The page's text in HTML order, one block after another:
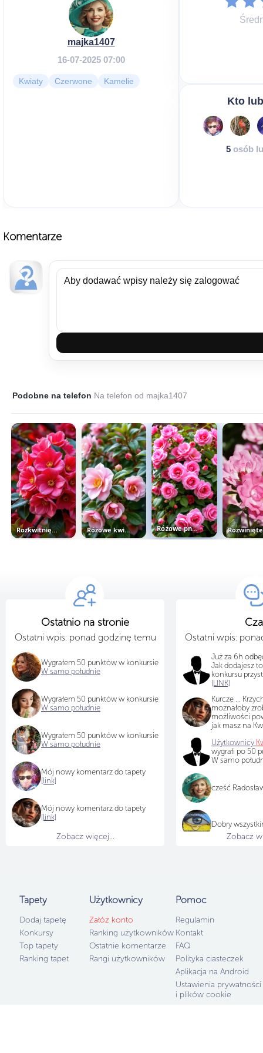
majka1407
16-07-2025 07:00
Kwiaty Czerwone Kamelie
Kto
5osób
Komentarze
Podobne na telefon Na telefon od majka1407
Rozkwitnięte czerwone kamelie w... Różowe kwiaty kamelii i liście na... Różowe pnące róże z listkami
Ostatnio na stronie
Ostatni wpis: ponad godzinę temu
Wygrałem 50 punktów w konkursie
W samo południe
Wygrałem 50 punktów w konkursie
W samo południe
Wygrałem 50 punktów w konkursie
W samo południe
Mój nowy komentarz do tapety
[link]
Mój nowy komentarz do tapety
[link]
Zobacz więcej...
Ostatni wpis:
Już za 6h
Jak dodajesz
konkursu
[LINK]
Kurcze ...
możnałoby
możliwości
jak masz na
Użytkownicy
wygrałi po 50
W samo
cześć
Dobry
Zobacz
Tapety
Dodaj tapetę
Konkursy
Top tapety
Ranking tapet
Użytkownicy
Załóż konto
Ranking użytkowników
Ostatnie komentarze
Rangi użytkowników
Pomoc
Regulamin
Kontakt
FAQ
Polityka ciasteczek
Aplikacja na Android
Ustawienia prywatności
i plików cookie